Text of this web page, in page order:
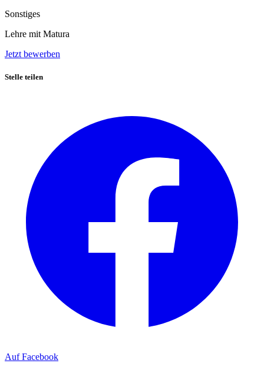
Sonstiges
Lehre mit Matura
Jetzt bewerben
Stelle teilen
Auf Facebook